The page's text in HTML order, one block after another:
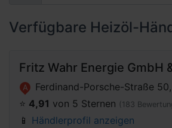
Verfügbare Heizöl-
Fritz Wahr Energie GmbH
A
Ferdinand-Porsche-Straße
⭐️ 4,91 von 5 Sternen (183
📱 Händlerprofil anzeigen